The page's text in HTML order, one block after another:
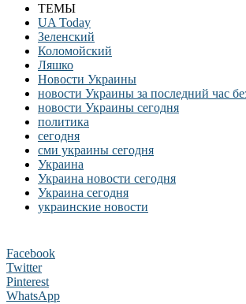
ТЕМЫ
UA Today
Зеленский
Коломойский
Ляшко
Новости Украины
новости Украины за последний час
новости Украины сегодня
политика
сегодня
сми украины сегодня
Украина
Украина новости сегодня
Украина сегодня
украинские новости
Facebook
Twitter
Pinterest
WhatsApp